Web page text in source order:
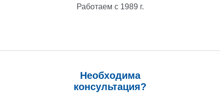
Работаем с 1989 г.
Необходима
консультация?